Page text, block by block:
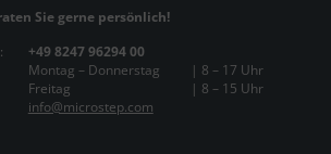
Sie gerne persönlich!
+49 8247 96294 00
Montag – Donnerstag
| 8 – 17 Uhr
Freitag
| 8 – 15 Uhr
info@microstep.com